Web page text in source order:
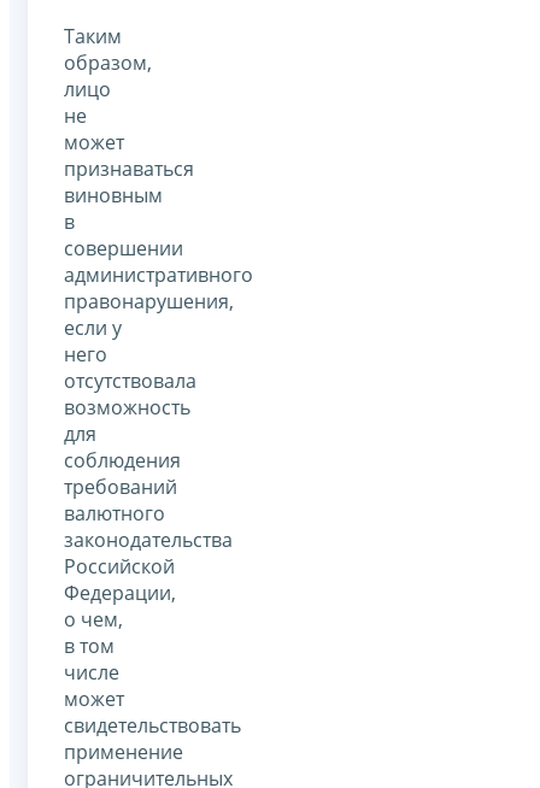
Таким
образом,
лицо
не
может
признаваться
виновным
в
совершении
административного
правонарушения,
если у
него
отсутствовала
возможность
для
соблюдения
требований
валютного
законодательства
Российской
Федерации,
о чем,
в том
числе
может
свидетельствовать
применение
ограничительных